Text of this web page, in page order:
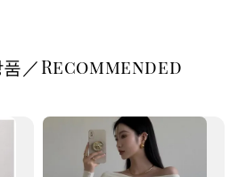
품／Recommended